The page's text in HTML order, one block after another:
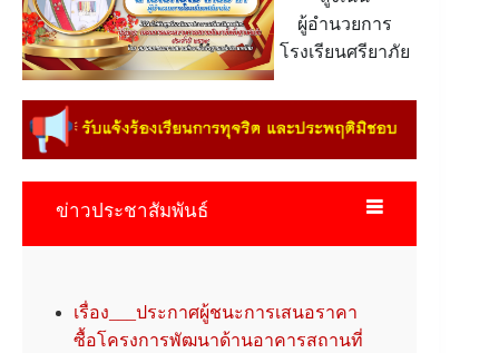
ผู้อำนวยการ
โรงเรียนศรียาภัย
ข่าวประชาสัมพันธ์
เรื่อง___ประกาศผู้ชนะการเสนอราคา
ซื้อโครงการพัฒนาด้านอาคารสถานที่